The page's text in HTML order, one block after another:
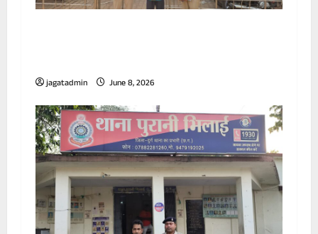
jagatadmin June 8, 2026